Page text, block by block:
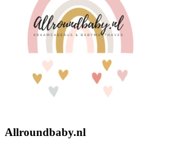
Allroundbaby.nl